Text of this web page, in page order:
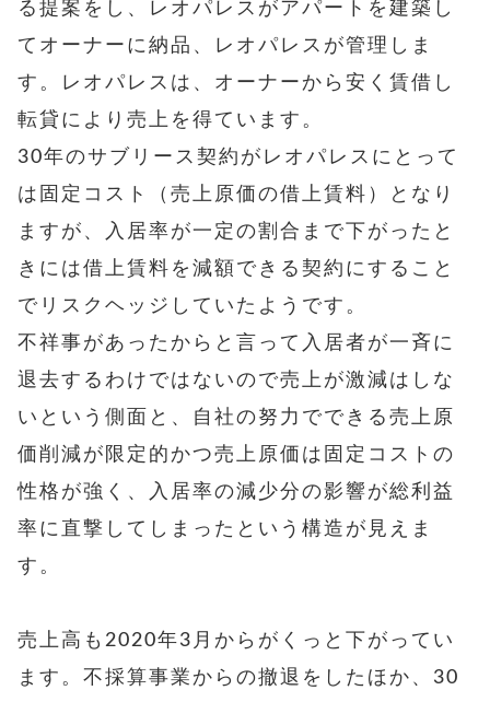
る提案をし、レオパレスがアパートを建築し
てオーナーに納品、レオパレスが管理しま
す。レオパレスは、オーナーから安く賃借し
転貸により売上を得ています。
30年のサブリース契約がレオパレスにとって
は固定コスト（売上原価の借上賃料）となり
ますが、入居率が一定の割合まで下がったと
きには借上賃料を減額できる契約にすること
でリスクヘッジしていたようです。
不祥事があったからと言って入居者が一斉に
退去するわけではないので売上が激減はしな
いという側面と、
自社の努力でできる売上原
価削減が限定的かつ売上原価は固定コストの
性格が強く、入居率の減少分の影響が総利益
率に直撃してしまったという構造が見えま
す。
売上高も2020年3月からがくっと下がってい
ます。不採算事業からの撤退をしたほか、30